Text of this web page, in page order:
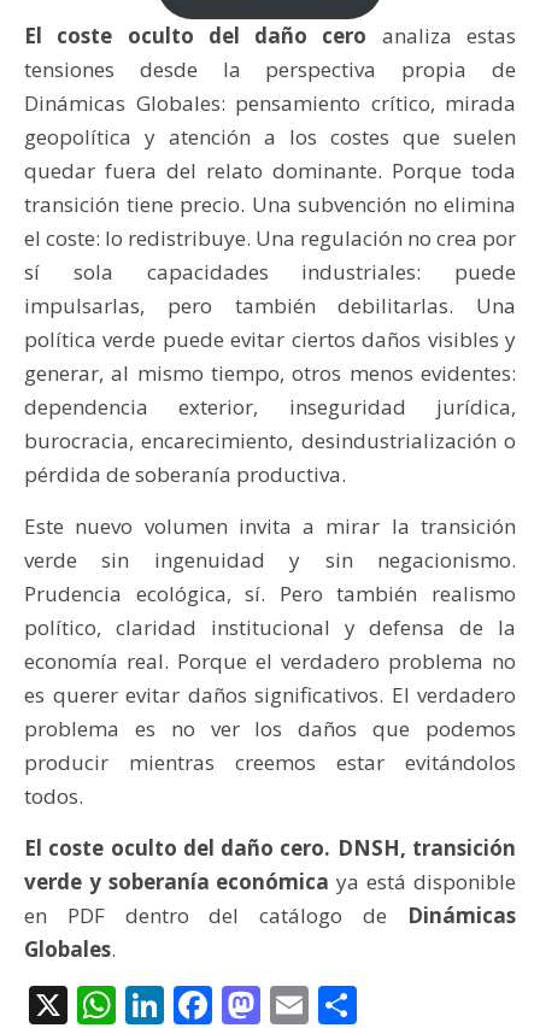
El coste oculto del daño cero analiza estas
tensiones desde la perspectiva propia de
Dinámicas Globales: pensamiento crítico, mirada
geopolítica y atención a los costes que suelen
quedar fuera del relato dominante. Porque toda
transición tiene precio. Una subvención no elimina
el coste: lo redistribuye. Una regulación no crea por
sí sola capacidades industriales: puede
impulsarlas, pero también debilitarlas. Una
política verde puede evitar ciertos daños visibles y
generar, al mismo tiempo, otros menos evidentes:
dependencia exterior, inseguridad jurídica,
burocracia, encarecimiento, desindustrialización o
pérdida de soberanía productiva.
Este nuevo volumen invita a mirar la transición
verde sin ingenuidad y sin negacionismo.
Prudencia ecológica, sí. Pero también realismo
político, claridad institucional y defensa de la
economía real. Porque el verdadero problema no
es querer evitar daños significativos. El verdadero
problema es no ver los daños que podemos
producir mientras creemos estar evitándolos
todos.
El coste oculto del daño cero. DNSH, transición
verde y soberanía económica ya está disponible
en PDF dentro del catálogo de Dinámicas
Globales.
X WhatsApp
LinkedIn
Facebook
Mastodon
Email